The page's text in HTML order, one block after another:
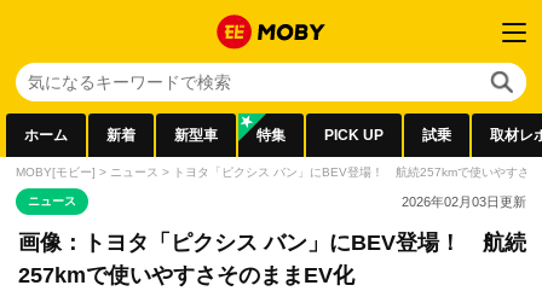
ホーム 新着 新型車 特集 PICK UP 試乗 取材レ
MOBY[モビー] > ニュース > トヨタ「ピクシス バン」にBEV登場！ 航続257kmで使いやすさ
ニュース 2026年02月03日更新
画像：トヨタ「ピクシス バン」にBEV登場！ 航続
257kmで使いやすさそのままEV化